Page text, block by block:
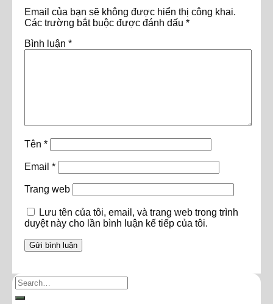
Email của bạn sẽ không được hiển thị công khai.
Các trường bắt buộc được đánh dấu *
Bình luận *
Tên *
Email *
Trang web
Lưu tên của tôi, email, và trang web trong trình
duyệt này cho lần bình luận kế tiếp của tôi.